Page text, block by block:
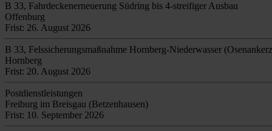
B 33, Fahrdeckenerneuerung Südring bis 4-streifiger Ausbau
Offenburg
Frist: 26. August 2026
B 33, Felssicherungsmaßnahme Hornberg-Niederwasser
Hornberg
Frist: 20. August 2026
Postdienstleistungen
Freiburg im Breisgau (Betzenhausen)
Frist: 10. September 2026